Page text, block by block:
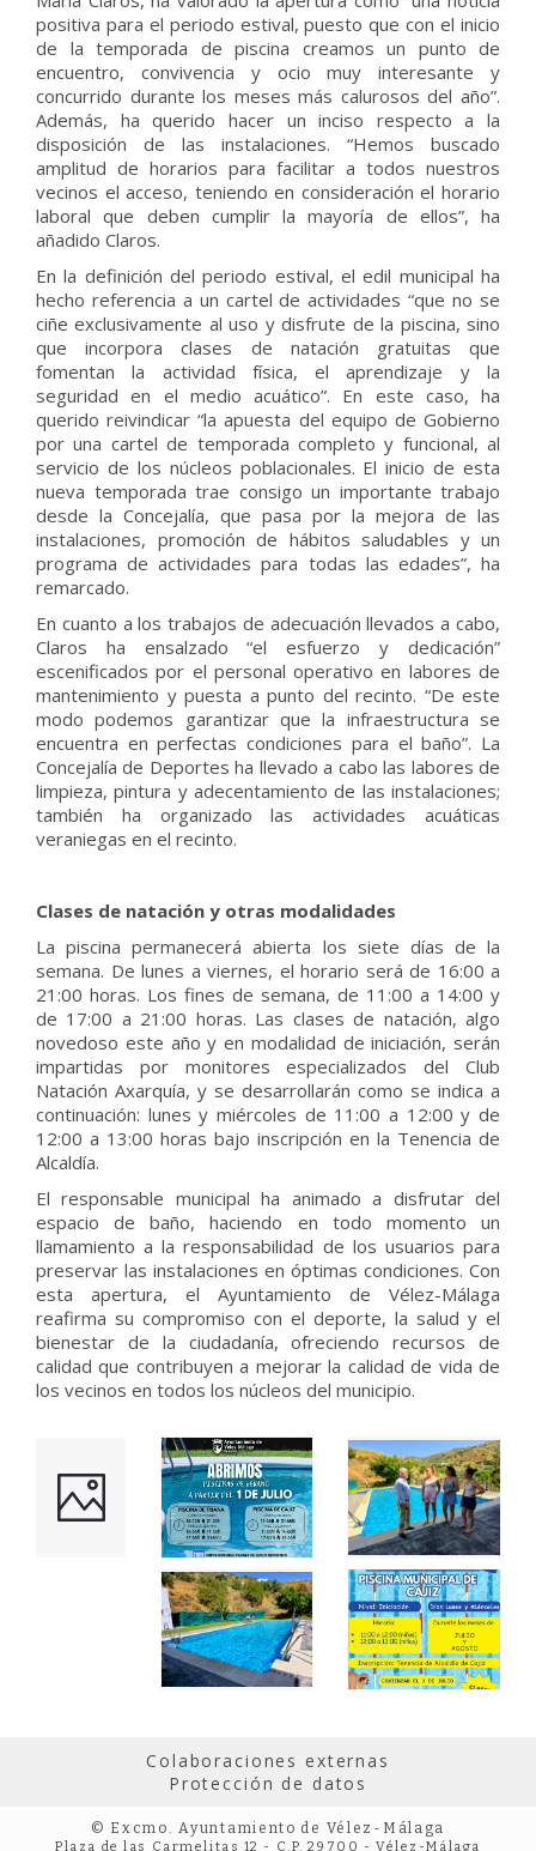
positiva para el periodo estival, puesto que con el inicio
de la temporada de piscina creamos un punto de
encuentro, convivencia y ocio muy interesante y
concurrido durante los meses más calurosos del año”.
Además, ha querido hacer un inciso respecto a la
disposición de las instalaciones. “Hemos buscado
amplitud de horarios para facilitar a todos nuestros
vecinos el acceso, teniendo en consideración el horario
laboral que deben cumplir la mayoría de ellos”, ha
añadido Claros.
En la definición del periodo estival, el edil municipal ha
hecho referencia a un cartel de actividades “que no se
ciñe exclusivamente al uso y disfrute de la piscina, sino
que incorpora clases de natación gratuitas que
fomentan la actividad física, el aprendizaje y la
seguridad en el medio acuático”. En este caso, ha
querido reivindicar “la apuesta del equipo de Gobierno
por una cartel de temporada completo y funcional, al
servicio de los núcleos poblacionales. El inicio de esta
nueva temporada trae consigo un importante trabajo
desde la Concejalía, que pasa por la mejora de las
instalaciones, promoción de hábitos saludables y un
programa de actividades para todas las edades”, ha
remarcado.
En cuanto a los trabajos de adecuación llevados a cabo,
Claros ha ensalzado “el esfuerzo y dedicación”
escenificados por el personal operativo en labores de
mantenimiento y puesta a punto del recinto. “De este
modo podemos garantizar que la infraestructura se
encuentra en perfectas condiciones para el baño”. La
Concejalía de Deportes ha llevado a cabo las labores de
limpieza, pintura y adecentamiento de las instalaciones;
también ha organizado las actividades acuáticas
veraniegas en el recinto.
Clases de natación y otras modalidades
La piscina permanecerá abierta los siete días de la
semana. De lunes a viernes, el horario será de 16:00 a
21:00 horas. Los fines de semana, de 11:00 a 14:00 y
de 17:00 a 21:00 horas. Las clases de natación, algo
novedoso este año y en modalidad de iniciación, serán
impartidas por monitores especializados del Club
Natación Axarquía, y se desarrollarán como se indica a
continuación: lunes y miércoles de 11:00 a 12:00 y de
12:00 a 13:00 horas bajo inscripción en la Tenencia de
Alcaldía.
El responsable municipal ha animado a disfrutar del
espacio de baño, haciendo en todo momento un
llamamiento a la responsabilidad de los usuarios para
preservar las instalaciones en óptimas condiciones. Con
esta apertura, el Ayuntamiento de Vélez-Málaga
reafirma su compromiso con el deporte, la salud y el
bienestar de la ciudadanía, ofreciendo recursos de
calidad que contribuyen a mejorar la calidad de vida de
los vecinos en todos los núcleos del municipio.
Colaboraciones externas
Protección de datos
© Excmo. Ayuntamiento de Vélez-Málaga
Plaza de las Carmelitas 12 - C.P. 29700 - Vélez-Málaga